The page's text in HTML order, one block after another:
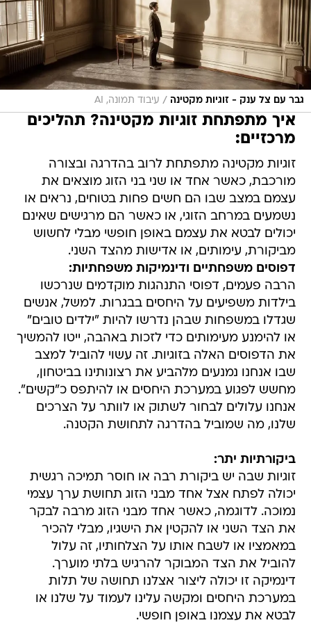
גבר עם צל ענק - זוגיות מקטינה / עיבוד תמונה, AI
איך מתפתחת זוגיות מקטינה? תהליכים
מרכזיים:
זוגיות מקטינה מתפתחת לרוב בהדרגה ובצורה
מורכבת, כאשר אחד או שני בני הזוג מוצאים את
עצמם במצב שבו הם חשים פחות בטוחים, נראים או
נשמעים במרחב הזוגי, או כאשר הם מרגישים שאינם
יכולים לבטא את עצמם באופן חופשי מבלי לחשוש
מביקורת, עימותים, או אדישות מהצד השני.
דפוסים משפחתיים ודינמיקות משפחתיות:
הרבה פעמים, דפוסי התנהגות מוקדמים שנרכשו
בילדות משפיעים על היחסים בבגרות. למשל, אנשים
שגדלו במשפחות שבהן נדרשו להיות "ילדים טובים"
או להימנע מעימותים כדי לזכות באהבה, ייטו להמשיך
את הדפוסים האלה בזוגיות. זה עשוי להוביל למצב
שבו אנחנו נמנעים מלהביע את רצונותינו בביטחון,
מחשש לפגוע במערכת היחסים או להיתפס כ"קשים".
אנחנו עלולים לבחור לשתוק או לוותר על הצרכים
שלנו, מה שמוביל בהדרגה לתחושת הקטנה.
ביקורתיות יתר:
זוגיות שבה יש ביקורת רבה או חוסר תמיכה רגשית
יכולה לפתח אצל אחד מבני הזוג תחושת ערך עצמי
נמוכה. לדוגמה, כאשר אחד מבני הזוג מרבה לבקר
את הצד השני או להקטין את הישגיו, מבלי להכיר
במאמציו או לשבח אותו על הצלחותיו, זה עלול
להוביל את הצד המבוקר להרגיש בלתי מוערך.
דינמיקה זו יכולה ליצור אצלנו תחושה של תלות
במערכת היחסים ומקשה עלינו לעמוד על שלנו או
לבטא את עצמנו באופן חופשי.